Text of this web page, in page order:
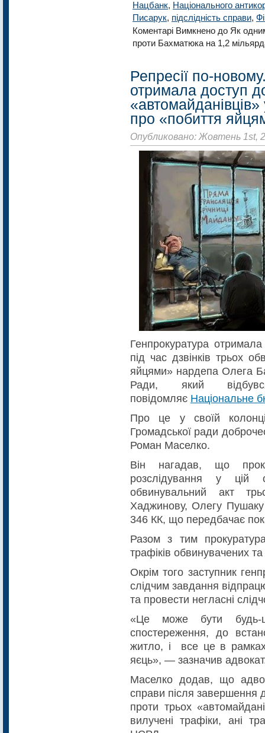
Нацбанк, Національного
Писарук, підслідність справи,
Коментарі Вимкнено до Як
проти Бахматюка на 1,2
Репресії по-
отримала доступ
про «побиття
Опубликовано: Жовтень 1st,
Генпрокуратура
під час дзвінків трьох
яйцями» нардепа Олега
Ради, який
повідомляє Національне
Про це у своїй
Громадської ради
Роман Маселко.
Він нагадав, що
розслідування у
обвинувальний акт
Хаджинову, Олегу
346 КК, що передбачає
Разом з тим
трафіків обвинувачених та
Окрім того заступник
слідчим завдання
та провести негласні
«Це може бути будь-
спостереження, до
житло, і все це в рамках
яєць», — зазначив
Маселко додав, що
справи після завершення
проти трьох
вилучені трафіки, ані